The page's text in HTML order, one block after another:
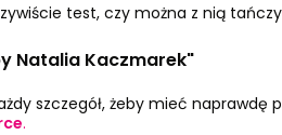
test, czy można z nią
Natalia Kaczmarek"
szczegół, żeby mieć
.